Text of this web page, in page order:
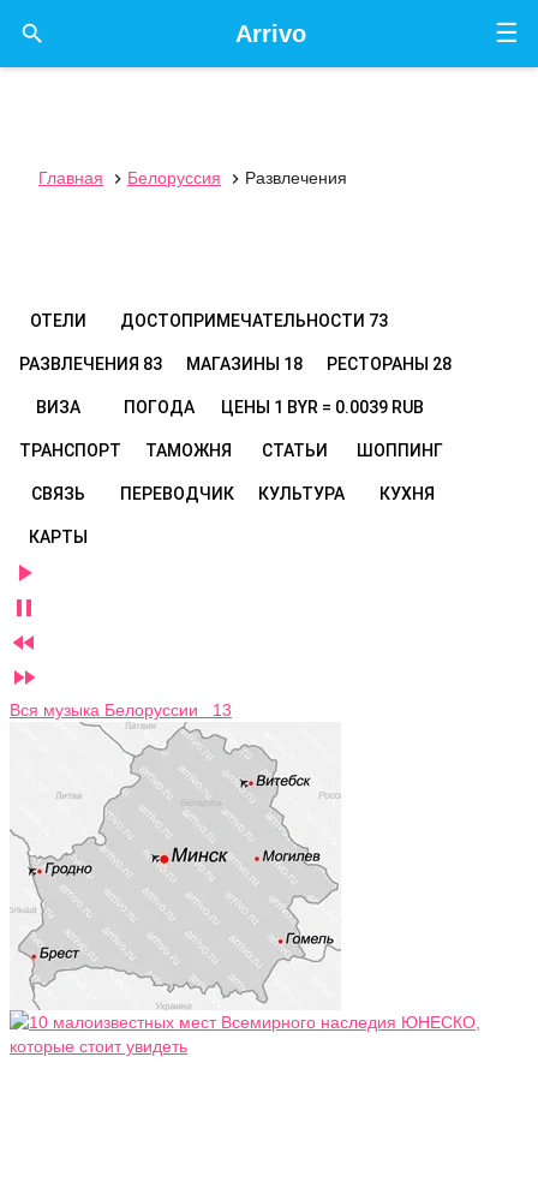
☰
Arrivo

Главная  Белоруссия  Развлечения
ОТЕЛИ ДОСТОПРИМЕЧАТЕЛЬНОСТИ 73
РАЗВЛЕЧЕНИЯ 83 МАГАЗИНЫ 18 РЕСТОРАНЫ 28
ВИЗА ПОГОДА ЦЕНЫ 1 BYR = 0.0039 RUB
ТРАНСПОРТ ТАМОЖНЯ СТАТЬИ ШОППИНГ
СВЯЗЬ ПЕРЕВОДЧИК КУЛЬТУРА КУХНЯ
КАРТЫ




Вся музыка Белоруссии 13